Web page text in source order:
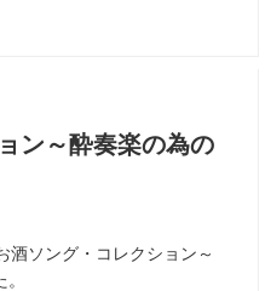
ン～酔奏楽の為の
酒ソング・コレクション～